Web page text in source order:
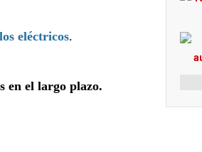
eléctricos.
en el largo plazo.